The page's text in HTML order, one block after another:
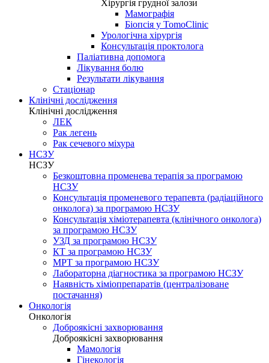
Хірургія грудної залози
Мамографія
Біопсія у TomoClinic
Урологічна хірургія
Консультація проктолога
Паліативна допомога
Лікування болю
Результати лікування
Стаціонар
Клінічні дослідження
Клінічні дослідження
ЛЕК
Рак легень
Рак сечевого міхура
НСЗУ
НСЗУ
Безкоштовна променева терапія за програмою
НСЗУ
Консультація променевого терапевта (радіаційного
онколога) за програмою НСЗУ
Консультація хіміотерапевта (клінічного онколога)
за програмою НСЗУ
УЗД за програмою НСЗУ
КТ за програмою НСЗУ
МРТ за програмою НСЗУ
Лабораторна діагностика за програмою НСЗУ
Наявність хіміопрепаратів (централізоване
постачання)
Онкологія
Онкологія
Доброякісні захворювання
Доброякісні захворювання
Мамологія
Гінекологія